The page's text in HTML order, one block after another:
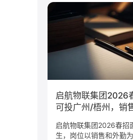
启航物联集团2026
可投广州/梧州，销
启航物联集团2026春招
生，岗位以销售和外勤